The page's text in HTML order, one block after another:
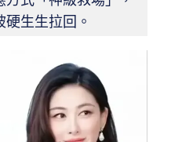
生生拉回。